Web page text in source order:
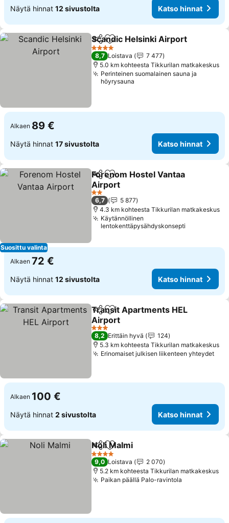
Näytä hinnat 12 sivustolta Katso hinnat
Jaa Lisää suosikkeihin
Scandic Helsinki Airport
4 Tähtiluokitus
8,7 Loistava
7 477
5.0 km kohteesta Tikkurilan matkakeskus
Perinteinen suomalainen sauna ja
höyrysauna
Alkaen 89 €
Näytä hinnat 17 sivustolta Katso hinnat
Suosittu valinta
Jaa Lisää suosikkeihin
Forenom Hostel Vantaa
Airport
2 Tähtiluokitus
6,7
5 877
4.3 km kohteesta Tikkurilan matkakeskus
Käytännöllinen
lentokenttäpysähdyskonsepti
Alkaen 72 €
Näytä hinnat 12 sivustolta Katso hinnat
Jaa Lisää suosikkeihin
Transit Apartments HEL
Airport
3 Tähtiluokitus
8,2 Erittäin hyvä
124
5.3 km kohteesta Tikkurilan matkakeskus
Erinomaiset julkisen liikenteen yhteydet
Alkaen 100 €
Näytä hinnat 2 sivustolta Katso hinnat
Jaa Lisää suosikkeihin
Noli Malmi
4 Tähtiluokitus
9,0 Loistava
2 070
5.2 km kohteesta Tikkurilan matkakeskus
Paikan päällä Palo-ravintola